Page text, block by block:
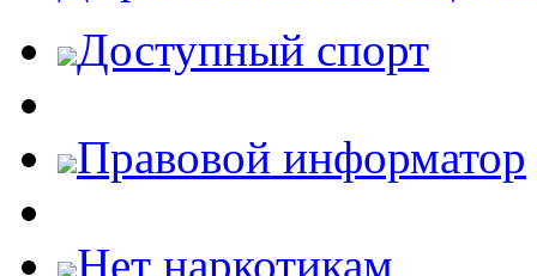
Доступный спорт
Правовой информатор
Нет наркотикам